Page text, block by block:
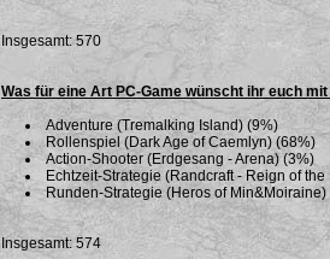
Insgesamt: 570
Was für eine Art PC-Game wünscht ihr euch
Adventure (Tremalking Island) (9%)
Rollenspiel (Dark Age of Caemlyn) (68%)
Action-Shooter (Erdgesang - Arena) (3%)
Echtzeit-Strategie (Randcraft - Reign of
Runden-Strategie (Heros of Min&Moiraine)
Insgesamt: 574